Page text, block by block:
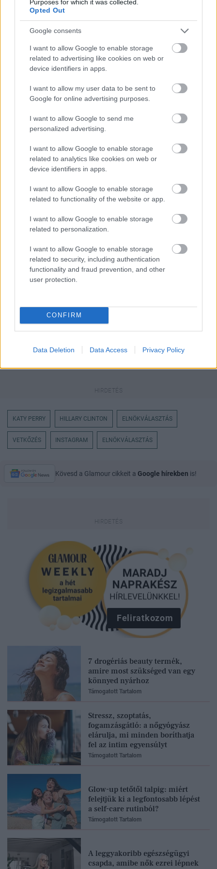
Purposes for which it was collected.
Opted Out
Google consents
I want to allow Google to enable storage
related to advertising like cookies on web or
device identifiers in apps.
I want to allow my user data to be sent to
Google for online advertising purposes.
I want to allow Google to send me
personalized advertising.
I want to allow Google to enable storage
related to analytics like cookies on web or
device identifiers in apps.
I want to allow Google to enable storage
related to functionality of the website or app.
I want to allow Google to enable storage
related to personalization.
I want to allow Google to enable storage
related to security, including authentication
functionality and fraud prevention, and other
user protection.
CONFIRM
Data Deletion Data Access Privacy Policy
Megosztás
Küldés
Itt állíthatod be
, hogy a Google
keresőben könnyebben megtaláld a
glamour.hu cikkeit
KATY PERRY HILLARY CLINTON ELNÖKVÁLASZTÁS
VETKŐZÉS INSTAGRAM ELNÖKVÁLASZTÁS
Kövesd a Glamour cikkeit a Google hírekben is!
Feliratkozom
7 drogériás beauty termék,
amire most szükséged van egy
könnyed nyárhoz
Támogatott Tartalom
Stressz, szoptatás,
fogamzásgátló: a nőgyógyász
elárulja, mi minden boríthatja
fel az intim egyensúlyt
Támogatott Tartalom
Glow-up tetőtől talpig: miért
felejtjük ki a legfontosabb lépést
a self-care rutinból?
Támogatott Tartalom
A leggyakoribb egészségügyi
csapda, amibe nők ezrei lépnek